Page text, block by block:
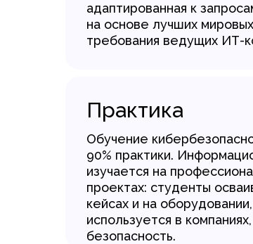
адаптированная к
на основе лучших
требования ведущих ИТ-
Практика
Обучение
90% практики.
изучается на
проектах: студенты
кейсах и на
используется в
безопасность.